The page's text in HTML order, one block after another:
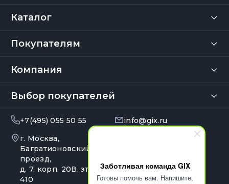
Заботливая команда GIX
Готовы помочь вам. Напишите,
Каталог
Покупателям
Компания
Выбор покупателей
+7(495) 055 50 55
info@gix.ru
г. Москва,
Багратионовский
проезд,
д. 7, корп. 20В, эт. 4, оф.
410